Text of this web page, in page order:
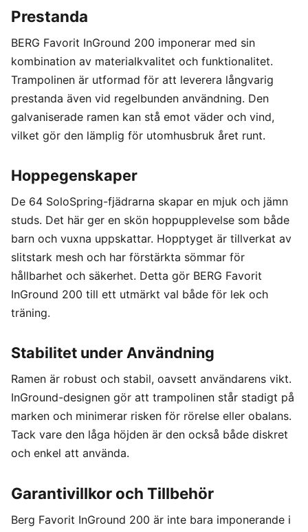
Prestanda
BERG Favorit InGround 200 imponerar med sin
kombination av materialkvalitet och funktionalitet.
Trampolinen är utformad för att leverera långvarig
prestanda även vid regelbunden användning. Den
galvaniserade ramen kan stå emot väder och vind,
vilket gör den lämplig för utomhusbruk året runt.
Hoppegenskaper
De 64 SoloSpring-fjädrarna skapar en mjuk och jämn
studs. Det här ger en skön hoppupplevelse som både
barn och vuxna uppskattar. Hopptyget är tillverkat av
slitstark mesh och har förstärkta sömmar för
hållbarhet och säkerhet. Detta gör BERG Favorit
InGround 200 till ett utmärkt val både för lek och
träning.
Stabilitet under Användning
Ramen är robust och stabil, oavsett användarens vikt.
InGround-designen gör att trampolinen står stadigt på
marken och minimerar risken för rörelse eller obalans.
Tack vare den låga höjden är den också både diskret
och enkel att använda.
Garantivillkor och Tillbehör
Berg Favorit InGround 200 är inte bara imponerande i